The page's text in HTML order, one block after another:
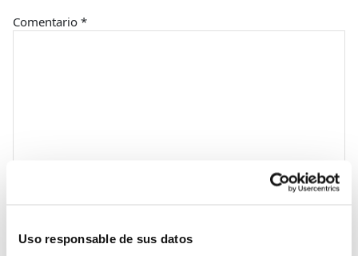
Uso responsable de sus datos
Comentario *